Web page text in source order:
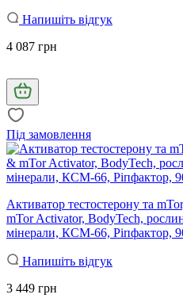
Напишіть відгук
4 087 грн
Під замовлення
Активатор тестостерону та
mTor Activator, BodyTech,
мінерали, КСМ-66, Ріпфактор,
Напишіть відгук
3 449 грн